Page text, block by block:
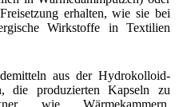
erhalten, wie sie bei
Wirkstoffe in Textilien
aus der Hydrokolloid-
die produzierten Kapseln zu
wie Wärmekammern,